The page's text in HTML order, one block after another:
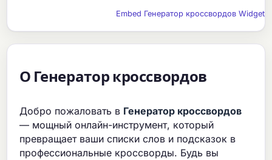
Embed Генератор кроссвордов Widget
О Генератор кроссвордов
Добро пожаловать в Генератор кроссвордов
— мощный онлайн-инструмент, который
превращает ваши списки слов и подсказок в
профессиональные кроссворды. Будь вы